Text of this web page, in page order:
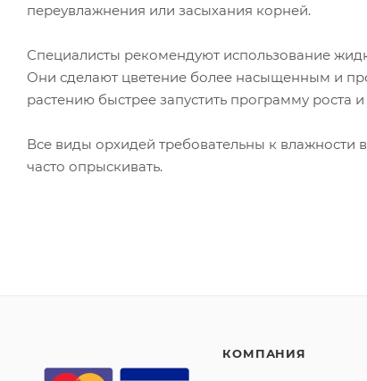
переувлажнения или засыхания корней.
Специалисты рекомендуют использование
Они сделают цветение более насыщенным и
растению быстрее запустить программу роста
Все виды орхидей требовательны к
часто опрыскивать.
КОМПАНИЯ